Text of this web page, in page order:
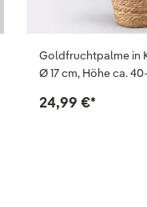
Goldfruchtpalme in
Ø 17 cm, Höhe ca.
24,99 €*